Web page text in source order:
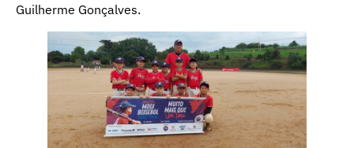
Guilherme Gonçalves.